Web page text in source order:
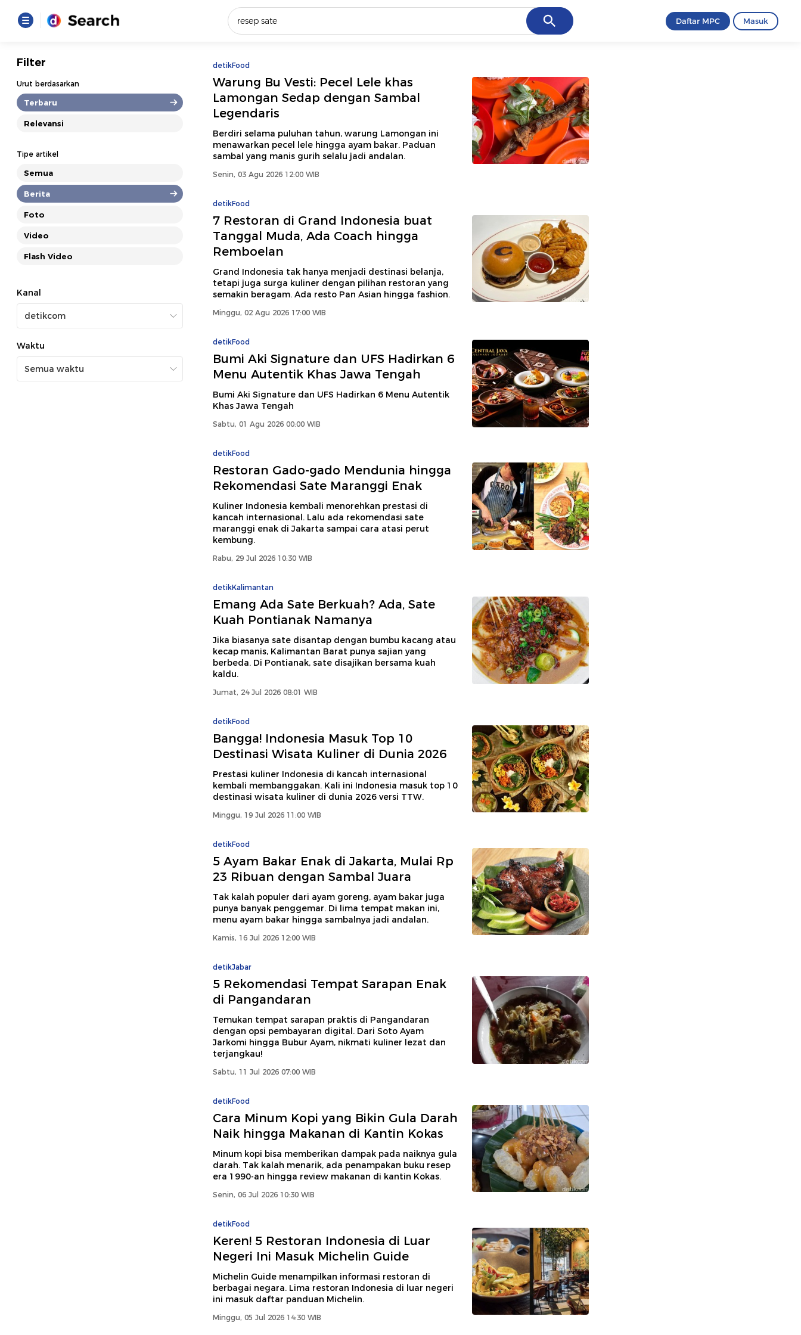
Cancel
Promoted
Terakhir yang dicari
Loading...
Daftar MPC Masuk
Filter
Urut berdasarkan
Terbaru
Relevansi
Tipe artikel
Semua
Berita
Foto
Video
Flash Video
Kanal
Waktu
detikFood
Warung Bu Vesti: Pecel Lele khas
Lamongan Sedap dengan Sambal
Legendaris
Berdiri selama puluhan tahun, warung Lamongan ini
menawarkan pecel lele hingga ayam bakar. Paduan
sambal yang manis gurih selalu jadi andalan.
Senin, 03 Agu 2026 12:00 WIB
detikFood
7 Restoran di Grand Indonesia buat
Tanggal Muda, Ada Coach hingga
Remboelan
Grand Indonesia tak hanya menjadi destinasi belanja,
tetapi juga surga kuliner dengan pilihan restoran yang
semakin beragam. Ada resto Pan Asian hingga fashion.
Minggu, 02 Agu 2026 17:00 WIB
detikFood
Bumi Aki Signature dan UFS Hadirkan 6
Menu Autentik Khas Jawa Tengah
Bumi Aki Signature dan UFS Hadirkan 6 Menu Autentik
Khas Jawa Tengah
Sabtu, 01 Agu 2026 00:00 WIB
detikFood
Restoran Gado-gado Mendunia hingga
Rekomendasi Sate Maranggi Enak
Kuliner Indonesia kembali menorehkan prestasi di
kancah internasional. Lalu ada rekomendasi sate
maranggi enak di Jakarta sampai cara atasi perut
kembung.
Rabu, 29 Jul 2026 10:30 WIB
detikKalimantan
Emang Ada Sate Berkuah? Ada, Sate
Kuah Pontianak Namanya
Jika biasanya sate disantap dengan bumbu kacang atau
kecap manis, Kalimantan Barat punya sajian yang
berbeda. Di Pontianak, sate disajikan bersama kuah
kaldu.
Jumat, 24 Jul 2026 08:01 WIB
detikFood
Bangga! Indonesia Masuk Top 10
Destinasi Wisata Kuliner di Dunia 2026
Prestasi kuliner Indonesia di kancah internasional
kembali membanggakan. Kali ini Indonesia masuk top 10
destinasi wisata kuliner di dunia 2026 versi TTW.
Minggu, 19 Jul 2026 11:00 WIB
detikFood
5 Ayam Bakar Enak di Jakarta, Mulai Rp
23 Ribuan dengan Sambal Juara
Tak kalah populer dari ayam goreng, ayam bakar juga
punya banyak penggemar. Di lima tempat makan ini,
menu ayam bakar hingga sambalnya jadi andalan.
Kamis, 16 Jul 2026 12:00 WIB
detikJabar
5 Rekomendasi Tempat Sarapan Enak
di Pangandaran
Temukan tempat sarapan praktis di Pangandaran
dengan opsi pembayaran digital. Dari Soto Ayam
Jarkomi hingga Bubur Ayam, nikmati kuliner lezat dan
terjangkau!
Sabtu, 11 Jul 2026 07:00 WIB
detikFood
Cara Minum Kopi yang Bikin Gula Darah
Naik hingga Makanan di Kantin Kokas
Minum kopi bisa memberikan dampak pada naiknya gula
darah. Tak kalah menarik, ada penampakan buku resep
era 1990-an hingga review makanan di kantin Kokas.
Senin, 06 Jul 2026 10:30 WIB
detikFood
Keren! 5 Restoran Indonesia di Luar
Negeri Ini Masuk Michelin Guide
Michelin Guide menampilkan informasi restoran di
berbagai negara. Lima restoran Indonesia di luar negeri
ini masuk daftar panduan Michelin.
Minggu, 05 Jul 2026 14:30 WIB